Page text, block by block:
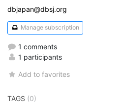
dbjapan@dbsj.org
Manage subscription
1 comments
1 participants
Add to favorites
TAGS (0)